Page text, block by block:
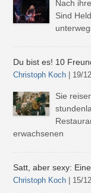
Nach
Sind
Du bist es! 10
Christoph Koch | 19/
Sie
erwachsenen
Satt, aber sexy:
Christoph Koch | 15/